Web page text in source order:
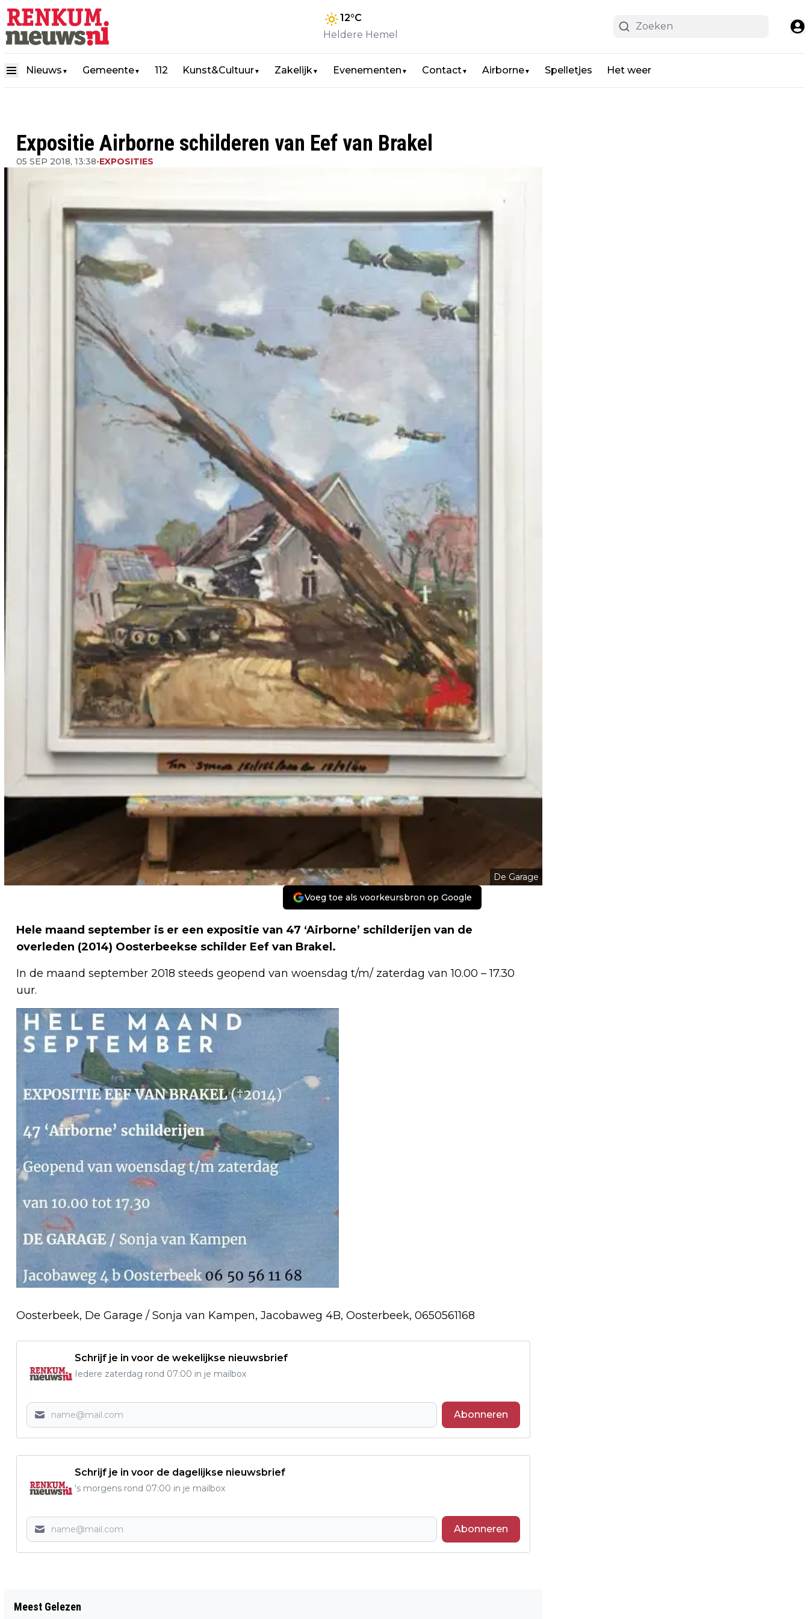
12°C
Heldere Hemel
Nieuws ▼ Gemeente▼ 112 Kunst&Cultuur▼ Zakelijk▼ Evenementen ▼ Contact▼ Airborne▼ Spelletjes Het weer
Expositie Airborne schilderen van Eef van Brakel
05 SEP 2018, 13:38•EXPOSITIES
De Garage
Voeg toe als voorkeursbron op Google
Hele maand september is er een expositie van 47 ‘Airborne’ schilderijen van de
overleden (2014) Oosterbeekse schilder Eef van Brakel.
In de maand september 2018 steeds geopend van woensdag t/m/ zaterdag van 10.00 – 17.30
uur.
Oosterbeek, De Garage / Sonja van Kampen, Jacobaweg 4B, Oosterbeek, 0650561168
Schrijf je in voor de wekelijkse nieuwsbrief
Iedere zaterdag rond 07:00 in je mailbox
Abonneren
Schrijf je in voor de dagelijkse nieuwsbrief
's morgens rond 07:00 in je mailbox
Abonneren
NIEUW: EEN TANGOCAFÉ IN DE KREEK IN
Meest Gelezen